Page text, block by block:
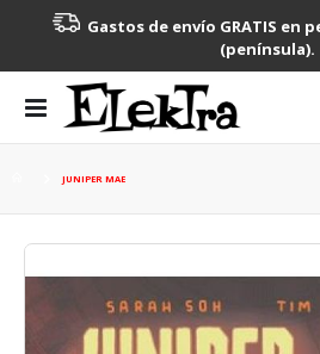
Gastos de envío GRATIS en
(península).
Toggle
Nav
JUNIPER MAE
Saltar
al